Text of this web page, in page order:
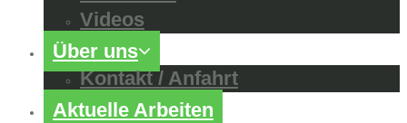
Videos
Über uns
Kontakt / Anfahrt
Aktuelle Arbeiten